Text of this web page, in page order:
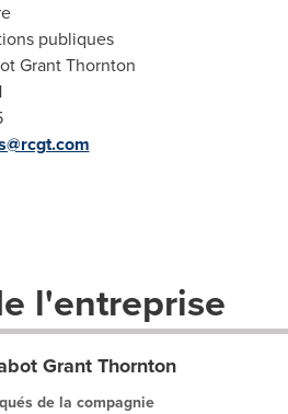
publiques
Grant Thornton
l'entreprise
Grant Thornton
de la compagnie